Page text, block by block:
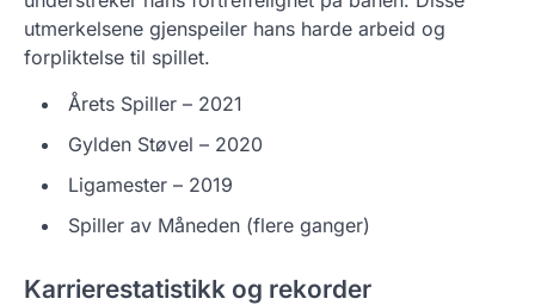
utmerkelsene gjenspeiler hans harde arbeid og
forpliktelse til spillet.
Årets Spiller – 2021
Gylden Støvel – 2020
Ligamester – 2019
Spiller av Måneden (flere ganger)
Karrierestatistikk og rekorder